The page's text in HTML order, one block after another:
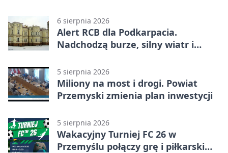
6 sierpnia 2026
Alert RCB dla Podkarpacia.
Nadchodzą burze, silny wiatr i
5 sierpnia 2026
Miliony na most i drogi. Powiat
Przemyski zmienia plan inwestycji
5 sierpnia 2026
Wakacyjny Turniej FC 26 w
Przemyślu połączy grę i piłkarski